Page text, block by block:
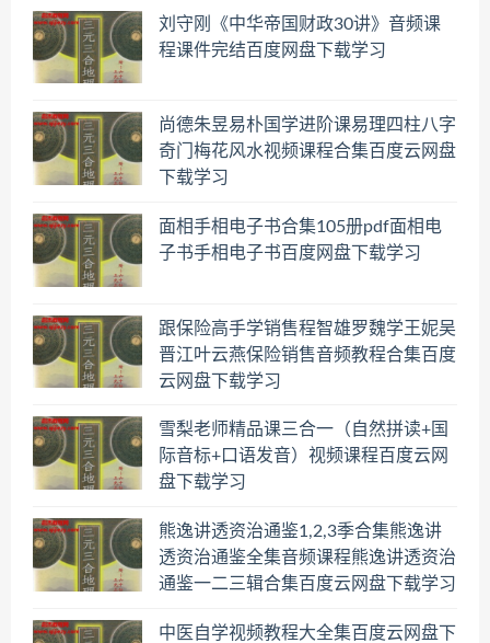
刘守刚《中华帝国财政30讲》音频课
程课件完结百度网盘下载学习
尚德朱昱易朴国学进阶课易理四柱八字
奇门梅花风水视频课程合集百度云网盘
下载学习
面相手相电子书合集105册pdf面相电
子书手相电子书百度网盘下载学习
跟保险高手学销售程智雄罗魏学王妮吴
晋江叶云燕保险销售音频教程合集百度
云网盘下载学习
雪梨老师精品课三合一（自然拼读+国
际音标+口语发音）视频课程百度云网
盘下载学习
熊逸讲透资治通鉴1,2,3季合集熊逸讲
透资治通鉴全集音频课程熊逸讲透资治
通鉴一二三辑合集百度云网盘下载学习
中医自学视频教程大全集百度云网盘下